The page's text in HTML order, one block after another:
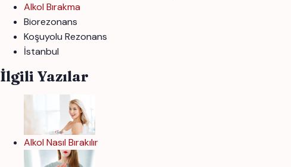
Alkol Bırakma
Biorezonans
Koşuyolu Rezonans
İstanbul
İlgili Yazılar
Alkol Nasıl Bırakılır